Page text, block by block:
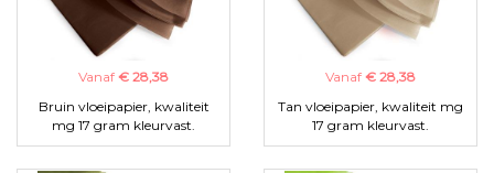
Vanaf € 28,38
Bruin vloeipapier, kwaliteit
mg 17 gram kleurvast.
Vanaf € 28,38
Tan vloeipapier, kwaliteit mg
17 gram kleurvast.